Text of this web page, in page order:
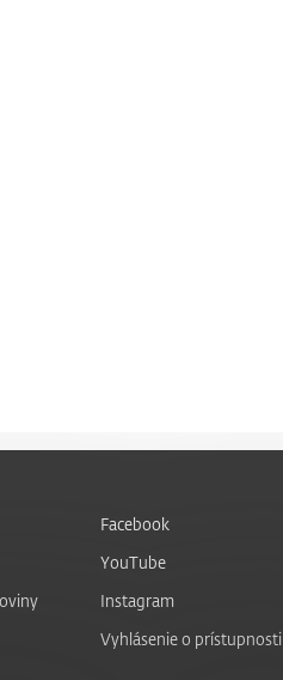
Facebook
YouTube
Instagram
Vyhlásenie o prístupnosti